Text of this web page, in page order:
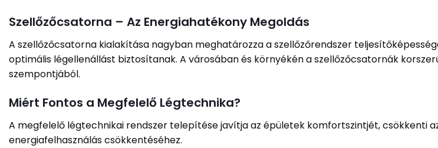
Szellőzőcsatorna – Az Energiahatékony Megoldás
A szellőzőcsatorna kialakítása nagyban meghatározza a szellőzőrendszer
optimális légellenállást biztosítanak. A városában és környékén a szellőzőcsatornák
szempontjából.
Miért Fontos a Megfelelő Légtechnika?
A megfelelő légtechnikai rendszer telepítése javítja az épületek komfortszintjét, csökkenti
energiafelhasználás csökkentéséhez.